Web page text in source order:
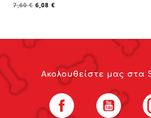
7,60 € 6,08 €
Ακολουθείστε μας στα
Facebook